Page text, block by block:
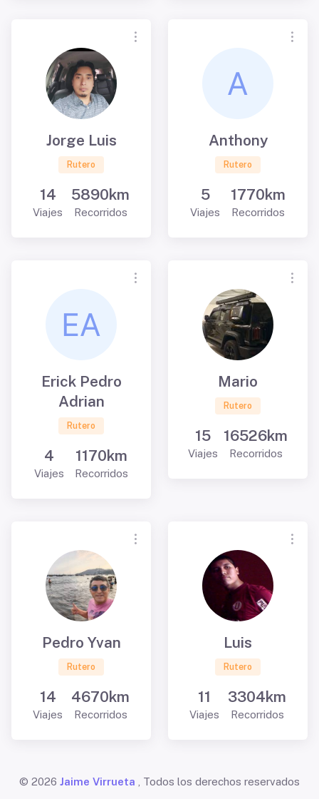
Jorge Luis
Rutero
14
Viajes
5890km
Recorridos
Anthony
Rutero
5
Viajes
1770km
Recorridos
Erick Pedro
Adrian
Rutero
4
Viajes
1170km
Recorridos
Mario
Rutero
15
Viajes
16526km
Recorridos
Pedro Yvan
Rutero
14
Viajes
4670km
Recorridos
Luis
Rutero
11
Viajes
3304km
Recorridos
© 2026 Jaime Virrueta , Todos los derechos reservados